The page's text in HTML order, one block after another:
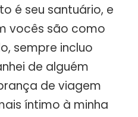
é seu santuário, e
vocês são como
sempre incluo
de alguém
de viagem
íntimo à minha